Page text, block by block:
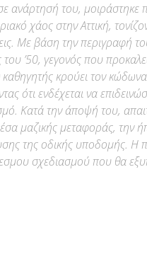
ανάρτησή του, μοιράστηκε
χάος στην Αττική,
Με βάση την περιγραφή
του ’50, γεγονός που
κρούει τον
ότι ενδέχεται να
Κατά την άποψή του,
μαζικής μεταφοράς, την
της οδικής υποδομής.
σχεδιασμού που θα